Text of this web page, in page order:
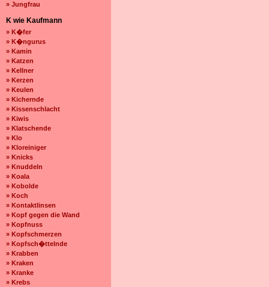
» Jungfrau
K wie Kaufmann
» K�fer
» K�ngurus
» Kamin
» Katzen
» Kellner
» Kerzen
» Keulen
» Kichernde
» Kissenschlacht
» Kiwis
» Klatschende
» Klo
» Kloreiniger
» Knicks
» Knuddeln
» Koala
» Kobolde
» Koch
» Kontaktlinsen
» Kopf gegen die Wand
» Kopfnuss
» Kopfschmerzen
» Kopfsch�ttelnde
» Krabben
» Kraken
» Kranke
» Krebs